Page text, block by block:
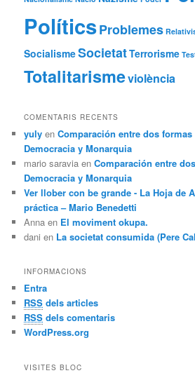
PolíticsProblemes
SocialismeSocietatTerrorisme
Totalitarismeviolència
COMENTARIS RECENTS
yuly enComparación entre dos
Democracia y Monarquia
mario saravia enComparación entre
Democracia y Monarquia
Ver llober con be grande - La Hoja de
práctica – Mario Benedetti
Anna en El moviment okupa.
dani en La societat consumida (Pere
INFORMACIONS
Entra
RSS dels articles
RSS dels comentaris
WordPress.org
VISITES BLOC